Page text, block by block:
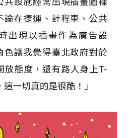
論在捷運、計程車、公共
出現以插畫作為廣告設
色讓我覺得臺北政府對於
放態度，還有路人身上T-
一切真的是很酷！」